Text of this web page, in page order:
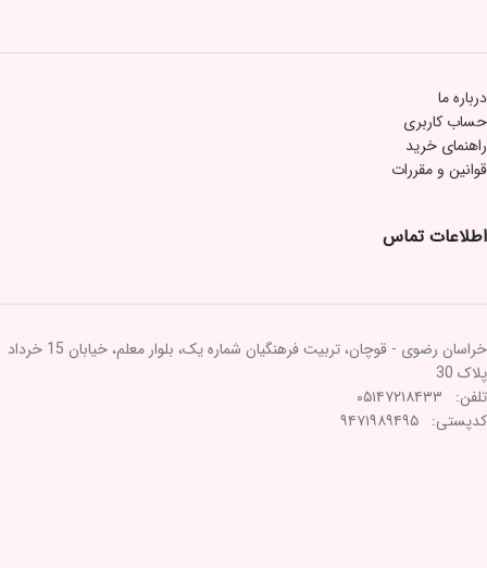
درباره ما
حساب کاربری
راهنمای خرید
قوانین و مقررات
اطلاعات تماس
خراسان رضوی - قوچان، تربیت فرهنگیان شماره یک، بلوار معلم، خیابان 15 خرداد
پلاک 30
تلفن: ۰۵۱۴۷۲۱۸۴۳۳
کدپستی: ۹۴۷۱۹۸۹۴۹۵